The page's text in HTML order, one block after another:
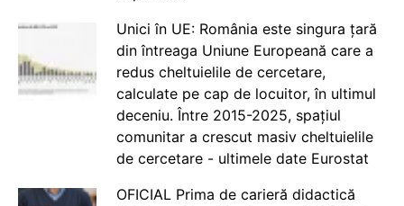
Unici în UE: România este singura țară
din întreaga Uniune Europeană care a
redus cheltuielile de cercetare,
calculate pe cap de locuitor, în ultimul
deceniu. Între 2015-2025, spațiul
comunitar a crescut masiv cheltuielile
de cercetare - ultimele date Eurostat
OFICIAL Prima de carieră didactică